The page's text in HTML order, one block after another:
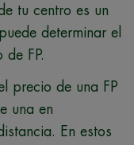
tu centro es un
determinar el
FP.
precio de una FP
una en
En estos